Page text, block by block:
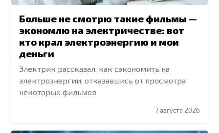
Больше не смотрю такие фильмы —
экономлю на электричестве: вот
кто крал электроэнергию и мои
деньги
Электрик рассказал, как сэкономить на
электроэнергии, отказавшись от просмотра
некоторых фильмов
7 августа 2026